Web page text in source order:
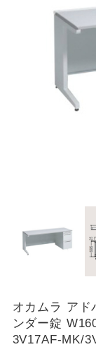
オカムラ アド
ンダー錠
3V17AF-MK/